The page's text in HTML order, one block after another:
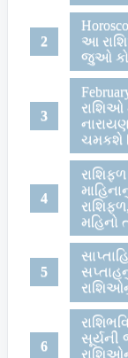
આ
જુઓ
રાશિઓ
ચમકશે
મહિનો